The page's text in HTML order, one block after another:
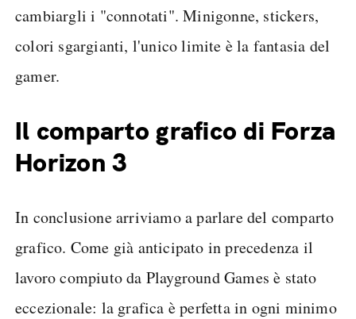
cambiargli i "connotati". Minigonne, stickers,
colori sgargianti, l'unico limite è la fantasia del
gamer.
Il comparto grafico di Forza
Horizon 3
In conclusione arriviamo a parlare del comparto
grafico. Come già anticipato in precedenza il
lavoro compiuto da Playground Games è stato
eccezionale: la grafica è perfetta in ogni minimo